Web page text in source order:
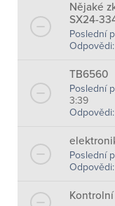
Nějaké
SX24-
Poslední
Odpovědi:
TB6560
Poslední
3:39
Odpovědi:
Poslední
Odpovědi: